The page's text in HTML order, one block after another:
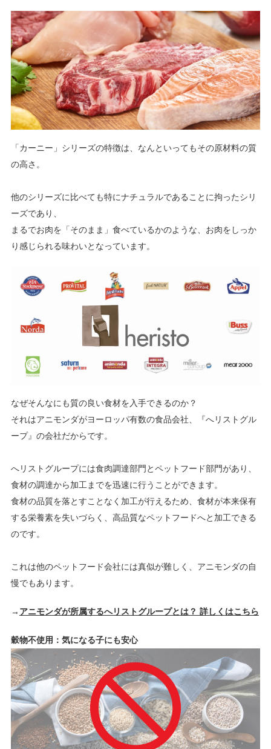
「カーニー」シリーズの特徴は、なんといってもその原材料の質
の高さ。
他のシリーズに比べても特にナチュラルであることに拘ったシリ
ーズであり、
まるでお肉を「そのまま」食べているかのような、お肉をしっか
り感じられる味わいとなっています。
なぜそんなにも質の良い食材を入手できるのか？
それはアニモンダがヨーロッパ有数の食品会社、『へリストグル
ープ』の会社だからです。
へリストグループには食肉調達部門とペットフード部門があり、
食材の調達から加工までを迅速に行うことができます。
食材の品質を落とすことなく加工が行えるため、食材が本来保有
する栄養素を失いづらく、高品質なペットフードへと加工できる
のです。
これは他のペットフード会社には真似が難しく、アニモンダの自
慢でもあります。
→ アニモンダが所属するへリストグループとは？ 詳しくはこちら
穀物不使用：気になる子にも安心